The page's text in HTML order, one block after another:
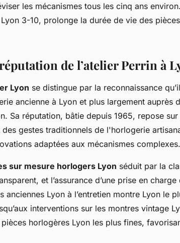
les mécanismes tous les cinq ans
3-10, prolonge la durée de vie des
de l’atelier Perrin à
Lyon se distingue par la reconnaissance
ancienne à Lyon et plus largement auprès
Sa réputation, bâtie depuis 1965, repose
gestes traditionnels de l'horlogerie
adaptées aux mécanismes complexes.
sur mesure horlogers Lyon séduit par la
et l’assurance d’une prise en
anciennes Lyon à l’entretien montre Lyon le
interventions sur les montres vintage
horlogères Lyon les plus fines,